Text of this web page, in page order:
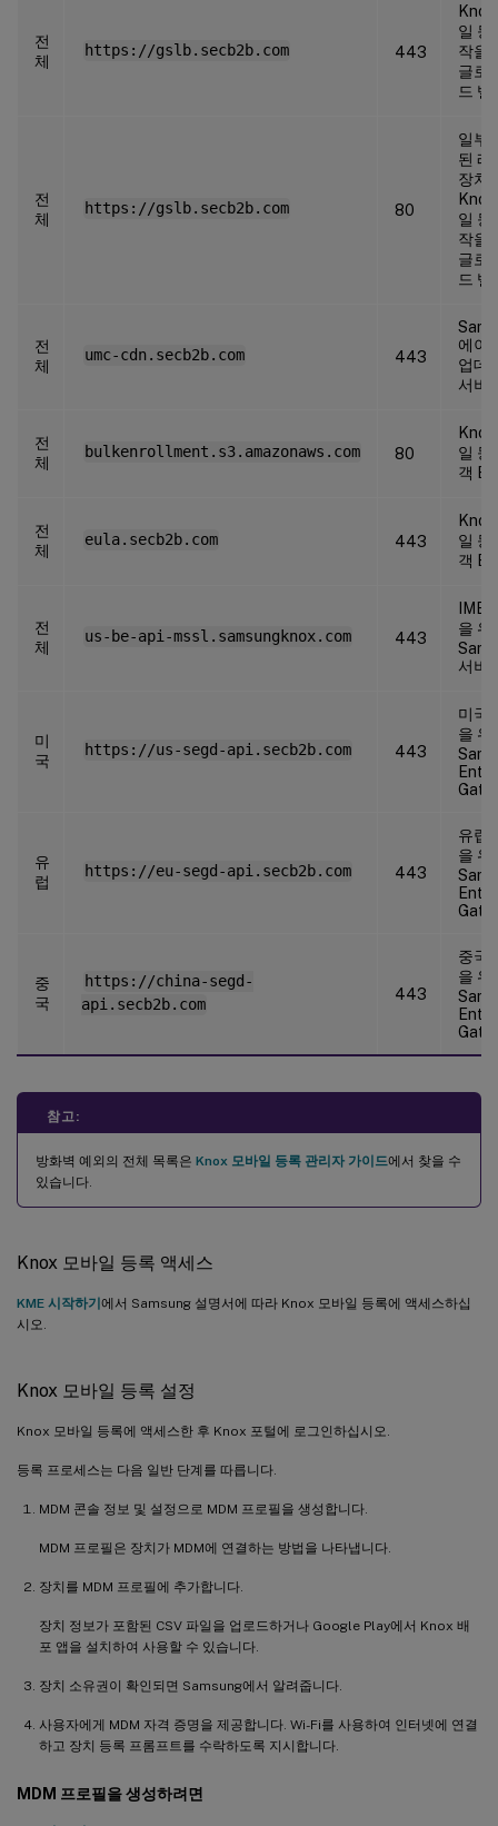
전
체
https://gslb.secb2b.com 443
일 등
작을
글로
드 밸
전
체
https://gslb.secb2b.com 80
일부
된 레
장치
일 등
작을
글로
드 밸
전
체
umc-cdn.secb2b.com 443
에이
업데
서버
전
체
bulkenrollment.s3.amazonaws.com 80
일 등
객
전
체
eula.secb2b.com 443
일 등
객
전
체
us-be-api-mssl.samsungknox.com 443
IMEI
을 위
서버
미
국
https://us-segd-api.secb2b.com 443
미국
을 위
유
럽
https://eu-segd-api.secb2b.com 443
유럽
을 위
중
국
https://china-segd-
api.secb2b.com
443
중국
을 위
참고:
방화벽 예외의 전체 목록은 Knox 모바일 등록 관리자 가이드에서 찾을 수
있습니다.
Knox 모바일 등록 액세스
KME 시작하기에서 Samsung 설명서에 따라 Knox 모바일 등록에 액세스하십
시오.
Knox 모바일 등록 설정
Knox 모바일 등록에 액세스한 후 Knox 포털에 로그인하십시오.
등록 프로세스는 다음 일반 단계를 따릅니다.
MDM 콘솔 정보 및 설정으로 MDM 프로필을 생성합니다.
MDM 프로필은 장치가 MDM에 연결하는 방법을 나타냅니다.
장치를 MDM 프로필에 추가합니다.
장치 정보가 포함된 CSV 파일을 업로드하거나 Google Play에서 Knox 배
포 앱을 설치하여 사용할 수 있습니다.
장치 소유권이 확인되면 Samsung에서 알려줍니다.
사용자에게 MDM 자격 증명을 제공합니다. Wi-Fi를 사용하여 인터넷에 연결
하고 장치 등록 프롬프트를 수락하도록 지시합니다.
MDM 프로필을 생성하려면